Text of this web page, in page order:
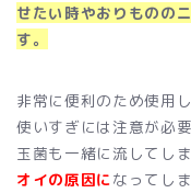
せたい時やおりものの
す。
非常に便利のため使用
使いすぎには注意が必
玉菌も一緒に流してし
オイの原因になってし